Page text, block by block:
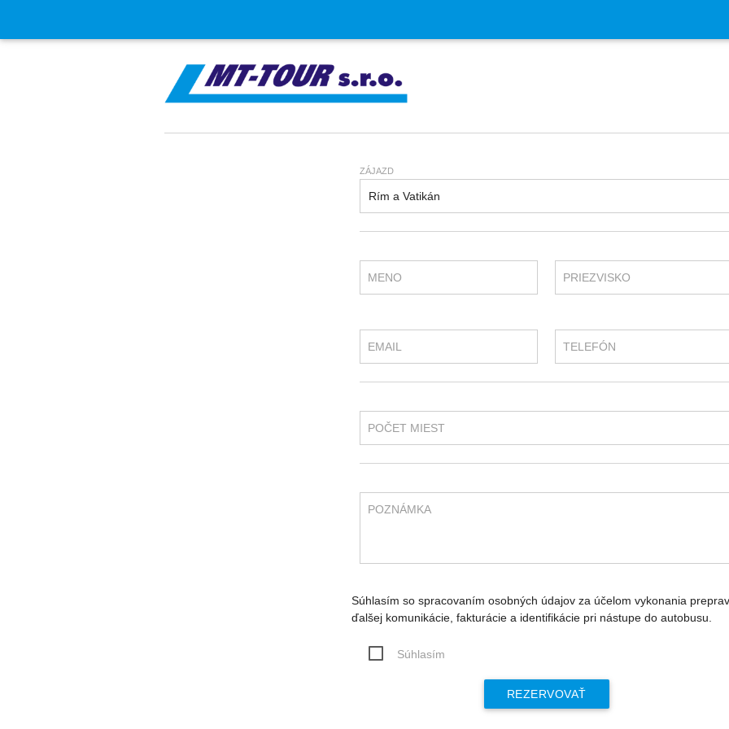
ZÁJAZD
MENO PRIEZVISKO
EMAIL TELEFÓN
POČET MIEST
POZNÁMKA
Súhlasím so spracovaním osobných údajov za účelom vykonania
ďalšej komunikácie, fakturácie a identifikácie pri nástupe do autobusu.
Súhlasím